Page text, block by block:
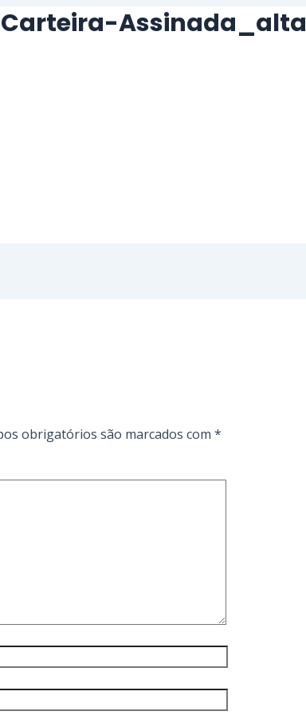
Assinada_alta
obrigatórios são marcados com *